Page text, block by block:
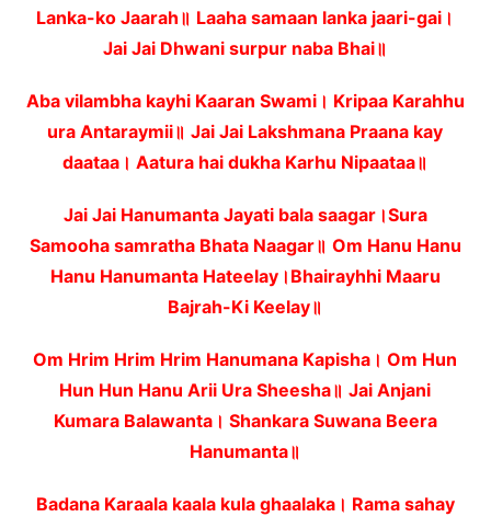
Lanka-ko Jaarah॥ Laaha samaan lanka jaari-gai।
Jai Jai Dhwani surpur naba Bhai॥
Aba vilambha kayhi Kaaran Swami। Kripaa Karahhu
ura Antaraymii॥ Jai Jai Lakshmana Praana kay
daataa। Aatura hai dukha Karhu Nipaataa॥
Jai Jai Hanumanta Jayati bala saagar।Sura
Samooha samratha Bhata Naagar॥ Om Hanu Hanu
Hanu Hanumanta Hateelay।Bhairayhhi Maaru
Bajrah-Ki Keelay॥
Om Hrim Hrim Hrim Hanumana Kapisha। Om Hun
Hun Hun Hanu Arii Ura Sheesha॥ Jai Anjani
Kumara Balawanta। Shankara Suwana Beera
Hanumanta॥
Badana Karaala kaala kula ghaalaka। Rama sahay